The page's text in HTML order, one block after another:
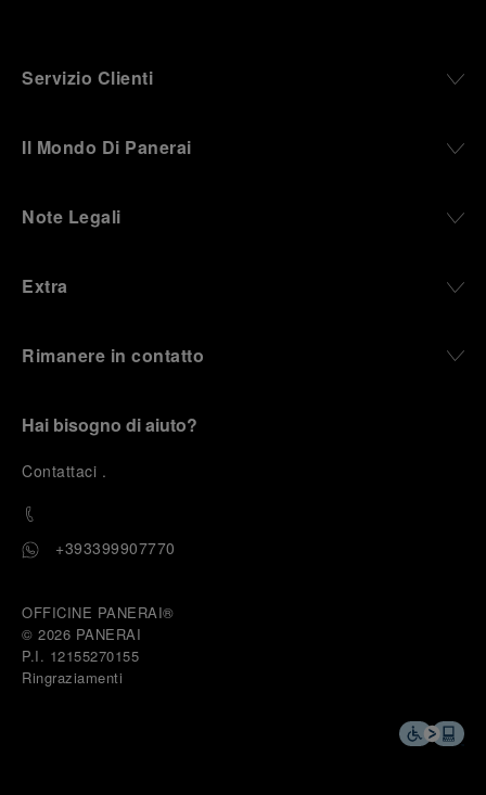
Servizio Clienti
Il Mondo Di Panerai
Note Legali
Extra
Rimanere in contatto
Hai bisogno di aiuto?
Contattaci .
+393399907770
OFFICINE PANERAI®
© 2026 PANERAI
P.I. 12155270155
Ringraziamenti